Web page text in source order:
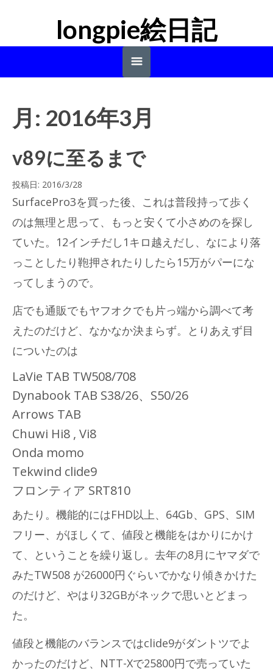
longpie絵日記
月: 2016年3月
v89に至るまで
投稿日: 2016/3/28
SurfacePro3を買った後、これは普段持って歩く
のは無理と思って、もっと安くて小さめのを探し
ていた。12インチだし1キロ越えだし、なにより落
っことしたり鞄押されたりしたら15万がパーにな
ってしまうので。
店でも通販でもヤフオクでも片っ端から調べて考
えたのだけど、なかなか決まらず。とりあえず目
についたのは
LaVie TAB TW508/708
Dynabook TAB S38/26、S50/26
Arrows TAB
Chuwi Hi8 , Vi8
Onda momo
Tekwind clide9
フロンティア SRT810
あたり。機能的にはFHD以上、64Gb、GPS、SIM
フリー、がほしくて、値段と機能をはかりにかけ
て、ということを繰り返し。去年の8月にヤマダで
みたTW508 が26000円ぐらいでかなり傾きかけた
のだけど、やはり32GBがネックで思いとどまっ
た。
値段と機能のバランスではclide9がダントツでよ
かったのだけど、NTT-Xで25800円で売っていた